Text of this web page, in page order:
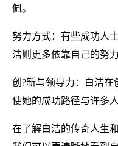
佩。
努力方式：有些成功人
洁则更多依靠自己的努力
创?新与领导力：白洁
使她的成功路径与许多
在了解白洁的传奇人生